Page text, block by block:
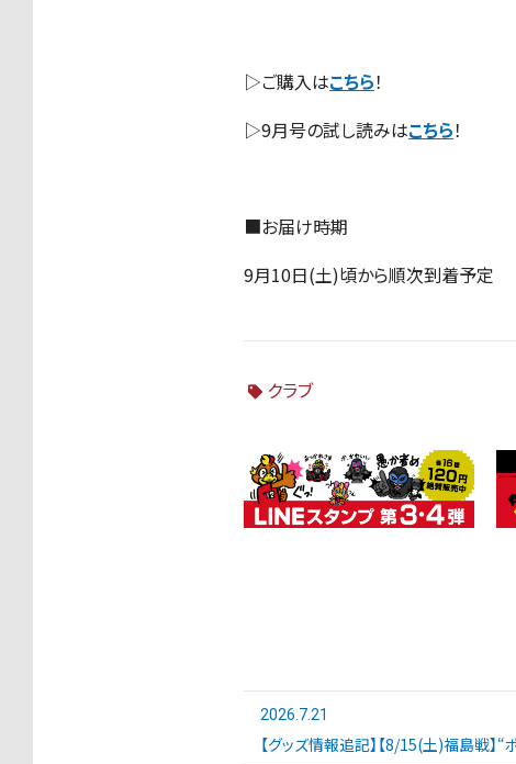
▷ご購入はこちら！
▷9月号の試し読みはこちら！
■お届け時期
9月10日(土)頃から順次到着予定
クラブ
2026.7.21
【グッズ情報追記】【8/15(土)福島戦】